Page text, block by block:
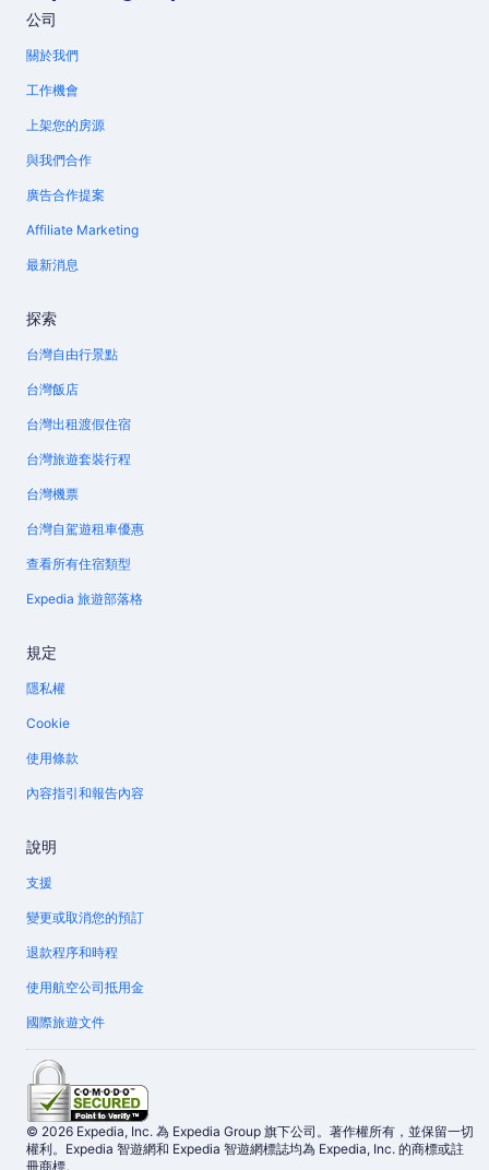
公司
關於我們
工作機會
上架您的房源
與我們合作
廣告合作提案
Affiliate Marketing
最新消息
探索
台灣自由行景點
台灣飯店
台灣出租渡假住宿
台灣旅遊套裝行程
台灣機票
台灣自駕遊租車優惠
查看所有住宿類型
Expedia 旅遊部落格
規定
隱私權
Cookie
使用條款
內容指引和報告內容
說明
支援
變更或取消您的預訂
退款程序和時程
使用航空公司抵用金
國際旅遊文件
© 2026 Expedia, Inc. 為 Expedia Group 旗下公司。著作權所有，並保留一切
權利。Expedia 智遊網和 Expedia 智遊網標誌均為 Expedia, Inc. 的商標或註
冊商標。